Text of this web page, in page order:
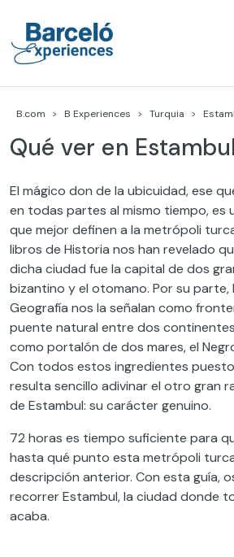
content
B.com B Experiences Turquia
Qué ver en
El mágico don de la ubicuidad, ese
en todas partes al mismo tiempo, es
que mejor definen a la metrópoli
libros de Historia nos han revelado
dicha ciudad fue la capital de dos
bizantino y el otomano. Por su parte,
Geografía nos la señalan como
puente natural entre dos
como portalón de dos mares, el
Con todos estos ingredientes
resulta sencillo adivinar el otro gran
de Estambul: su carácter genuino.
72 horas es tiempo suficiente para
hasta qué punto esta metrópoli
descripción anterior. Con esta guía,
recorrer Estambul, la ciudad donde
acaba.